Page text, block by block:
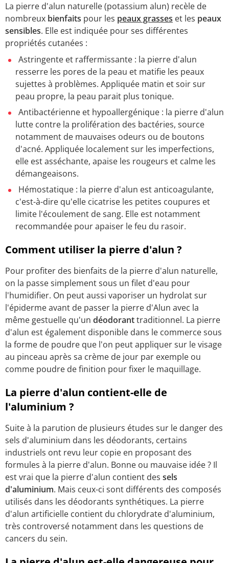
La pierre d'alun naturelle (potassium alun) recèle de
nombreux bienfaits pour les peaux grasses et les peaux
sensibles. Elle est indiquée pour ses différentes
propriétés cutanées :
Astringente et raffermissante : la pierre d'alun
resserre les pores de la peau et matifie les peaux
sujettes à problèmes. Appliquée matin et soir sur
peau propre, la peau parait plus tonique.
Antibactérienne et hypoallergénique : la pierre d'alun
lutte contre la prolifération des bactéries, source
notamment de mauvaises odeurs ou de boutons
d'acné. Appliquée localement sur les imperfections,
elle est asséchante, apaise les rougeurs et calme les
démangeaisons.
Hémostatique : la pierre d'alun est anticoagulante,
c'est-à-dire qu'elle cicatrise les petites coupures et
limite l'écoulement de sang. Elle est notamment
recommandée pour apaiser le feu du rasoir.
Comment utiliser la pierre d'alun ?
Pour profiter des bienfaits de la pierre d'alun naturelle,
on la passe simplement sous un filet d'eau pour
l'humidifier. On peut aussi vaporiser un hydrolat sur
l'épiderme avant de passer la pierre d'Alun avec la
même gestuelle qu'un déodoranttraditionnel. La pierre
d'alun est également disponible dans le commerce sous
la forme de poudre que l'on peut appliquer sur le visage
au pinceau après sa crème de jour par exemple ou
comme poudre de finition pour fixer le maquillage.
La pierre d'alun contient-elle de
l'aluminium ?
Suite à la parution de plusieurs études sur le danger des
sels d'aluminium dans les déodorants, certains
industriels ont revu leur copie en proposant des
formules à la pierre d'alun. Bonne ou mauvaise idée ? Il
est vrai que la pierre d'alun contient des sels
d'aluminium. Mais ceux-ci sont différents des composés
utilisés dans les déodorants synthétiques. La pierre
d'alun artificielle contient du chlorydrate d'aluminium,
très controversé notamment dans les questions de
cancers du sein.